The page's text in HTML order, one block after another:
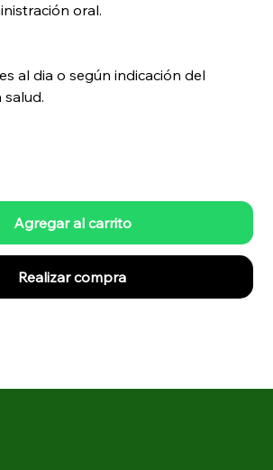
oral.
al dia o según indicación del
Agregar al carrito
Realizar compra